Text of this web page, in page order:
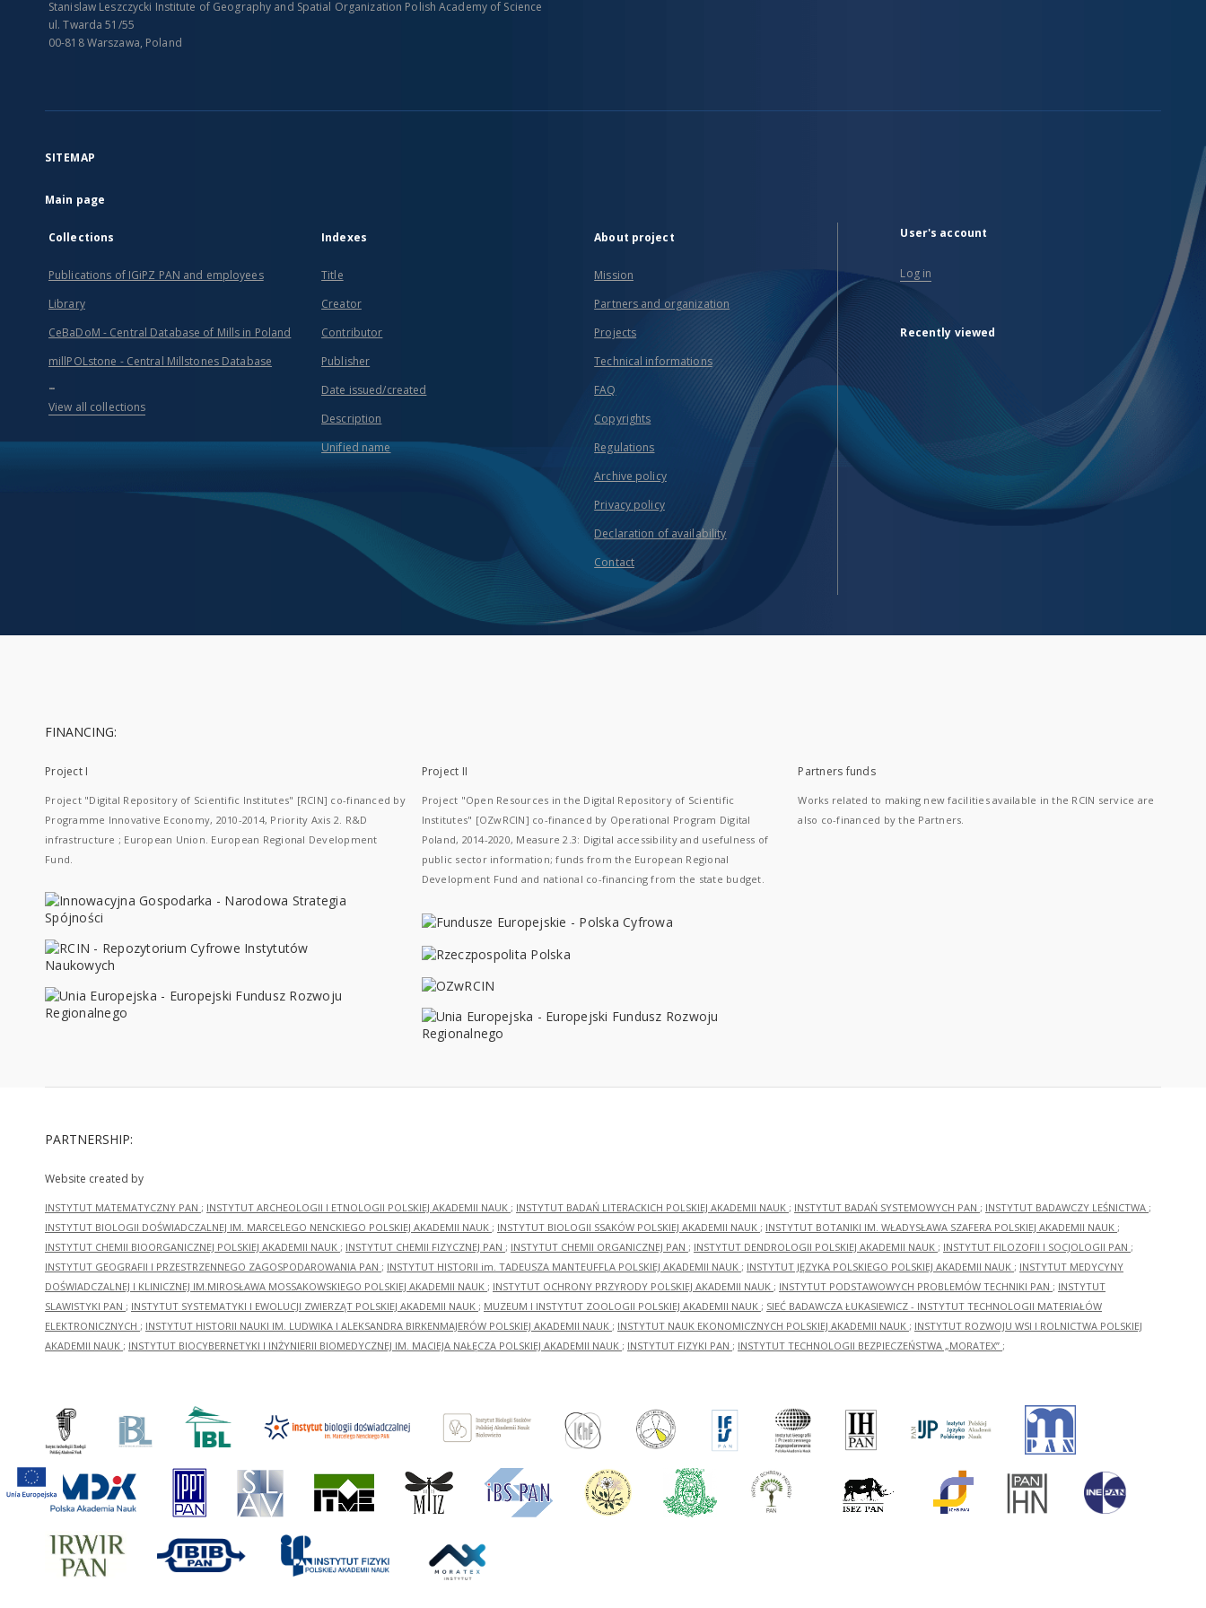
Stanislaw Leszczycki Institute of Geography and Spatial Organization Polish Academy of Science
ul. Twarda 51/55
00-818 Warszawa, Poland
SITEMAP
Main page
Collections
Publications of IGiPZ PAN and employees
Library
CeBaDoM - Central Database of Mills in Poland
millPOLstone - Central Millstones Database
...
View all collections
Indexes
Title
Creator
Contributor
Publisher
Date issued/created
Description
Unified name
About project
Mission
Partners and organization
Projects
Technical informations
FAQ
Copyrights
Regulations
Archive policy
Privacy policy
Declaration of availability
Contact
User's account
Log in
Recently viewed
FINANCING:
Project I
Project "Digital Repository of Scientific Institutes" [RCIN] co-financed by
Programme Innovative Economy, 2010-2014, Priority Axis 2. R&D
infrastructure ; European Union. European Regional Development
Fund.
Project II
Project "Open Resources in the Digital Repository of Scientific
Institutes" [OZwRCIN] co-financed by Operational Program Digital
Poland, 2014-2020, Measure 2.3: Digital accessibility and usefulness of
public sector information; funds from the European Regional
Development Fund and national co-financing from the state budget.
Partners funds
Works related to making new facilities available in the RCIN service are
also co-financed by the Partners.
PARTNERSHIP:
Website created by
INSTYTUT MATEMATYCZNY PAN ; INSTYTUT ARCHEOLOGII I ETNOLOGII POLSKIEJ AKADEMII NAUK ; INSTYTUT BADAŃ LITERACKICH POLSKIEJ AKADEMII NAUK ; INSTYTUT BADAŃ SYSTEMOWYCH PAN ; INSTYTUT BADAWCZY LEŚNICTWA ;
INSTYTUT BIOLOGII DOŚWIADCZALNEJ IM. MARCELEGO NENCKIEGO POLSKIEJ AKADEMII NAUK ; INSTYTUT BIOLOGII SSAKÓW POLSKIEJ AKADEMII NAUK ; INSTYTUT BOTANIKI IM. WŁADYSŁAWA SZAFERA POLSKIEJ AKADEMII NAUK ;
INSTYTUT CHEMII BIOORGANICZNEJ POLSKIEJ AKADEMII NAUK ; INSTYTUT CHEMII FIZYCZNEJ PAN ; INSTYTUT CHEMII ORGANICZNEJ PAN ; INSTYTUT DENDROLOGII POLSKIEJ AKADEMII NAUK ; INSTYTUT FILOZOFII I SOCJOLOGII PAN ;
INSTYTUT GEOGRAFII I PRZESTRZENNEGO ZAGOSPODAROWANIA PAN ; INSTYTUT HISTORII im. TADEUSZA MANTEUFFLA POLSKIEJ AKADEMII NAUK ; INSTYTUT JĘZYKA POLSKIEGO POLSKIEJ AKADEMII NAUK ; INSTYTUT MEDYCYNY
DOŚWIADCZALNEJ I KLINICZNEJ IM.MIROSŁAWA MOSSAKOWSKIEGO POLSKIEJ AKADEMII NAUK ; INSTYTUT OCHRONY PRZYRODY POLSKIEJ AKADEMII NAUK ; INSTYTUT PODSTAWOWYCH PROBLEMÓW TECHNIKI PAN ; INSTYTUT
SLAWISTYKI PAN ; INSTYTUT SYSTEMATYKI I EWOLUCJI ZWIERZĄT POLSKIEJ AKADEMII NAUK ; MUZEUM I INSTYTUT ZOOLOGII POLSKIEJ AKADEMII NAUK ; SIEĆ BADAWCZA ŁUKASIEWICZ - INSTYTUT TECHNOLOGII MATERIAŁÓW
ELEKTRONICZNYCH ; INSTYTUT HISTORII NAUKI IM. LUDWIKA I ALEKSANDRA BIRKENMAJERÓW POLSKIEJ AKADEMII NAUK ; INSTYTUT NAUK EKONOMICZNYCH POLSKIEJ AKADEMII NAUK ; INSTYTUT ROZWOJU WSI I ROLNICTWA POLSKIEJ
AKADEMII NAUK ; INSTYTUT BIOCYBERNETYKI I INŻYNIERII BIOMEDYCZNEJ IM. MACIEJA NAŁĘCZA POLSKIEJ AKADEMII NAUK ; INSTYTUT FIZYKI PAN ; INSTYTUT TECHNOLOGII BEZPIECZEŃSTWA „MORATEX” ;